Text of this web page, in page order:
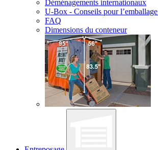
Déménagements internationaux
U-Box - Conseils pour
FAQ
Dimensions du conteneur